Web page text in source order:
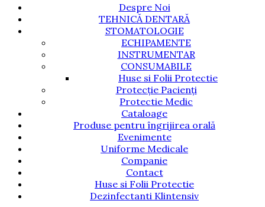
articole
Despre Noi
TEHNICĂ DENTARĂ
STOMATOLOGIE
ECHIPAMENTE
INSTRUMENTAR
CONSUMABILE
Huse si Folii Protectie
Protecție Pacienți
Protectie Medic
Cataloage
Produse pentru îngrijirea orală
Evenimente
Uniforme Medicale
Companie
Contact
Huse si Folii Protectie
Dezinfectanti Klintensiv